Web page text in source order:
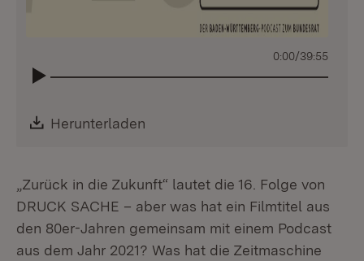
0:00/39:55
Download:
Herunterladen
„Zurück in die Zukunft“ lautet die 16. Folge von
DRUCK SACHE – aber was hat ein Filmtitel aus
den 80er-Jahren gemeinsam mit einem Podcast
aus dem Jahr 2021? Was hat die Zeitmaschine